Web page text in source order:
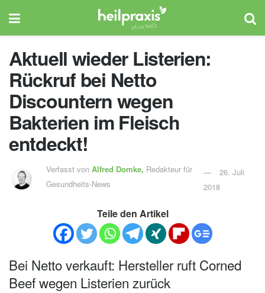
Aktuell wieder Listerien:
Rückruf bei Netto
Discountern wegen
Bakterien im Fleisch
entdeckt!
Verfasst vonAlfred Domke, Redakteur für
Gesundheits-News
26. Juli
2018
Teile den Artikel
Bei Netto verkauft: Hersteller ruft Corned
Beef wegen Listerien zurück